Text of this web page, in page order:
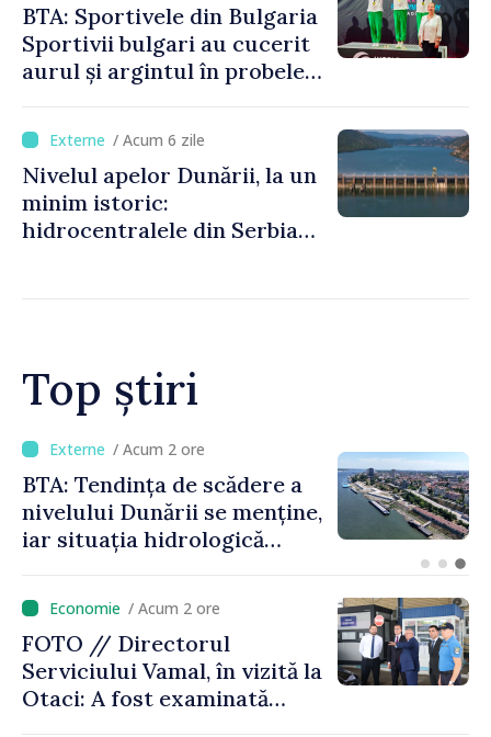
BTA: Sportivele din Bulgaria
Sportivii bulgari au cucerit
aurul și argintul în probele
de gimnastică aerobică de la
Oradea
/ Acum 6 zile
Nivelul apelor Dunării, la un
minim istoric:
hidrocentralele din Serbia
Top știri
/ Acum 16 minute
Energocom a asigurat
necesarul de energie
electrică pentru 8 august.
cetățenii să reducă
consumul în orele de vârf
/ Acum 2 ore
FOTO // Directorul
Serviciului Vamal, în vizită la
Otaci: A fost examinată